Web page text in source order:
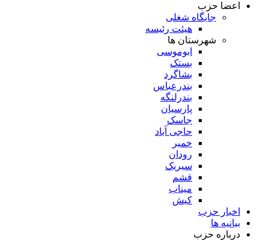
اعضا حزب
جایگاه شغلی
هیئت رئیسه
شهرستان ها
ابوموسی
بستک
بشاگرد
بندرعباس
بندرلنگه
پارسیان
جاسک
حاجی آباد
خمیر
رودان
سیریک
قشم
میناب
کیش
اخبار حزب
بیانیه ها
درباره حزب